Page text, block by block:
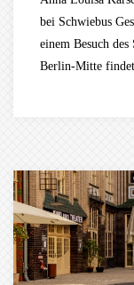
bei Schwiebus
einem Besuch
Berlin-Mitte